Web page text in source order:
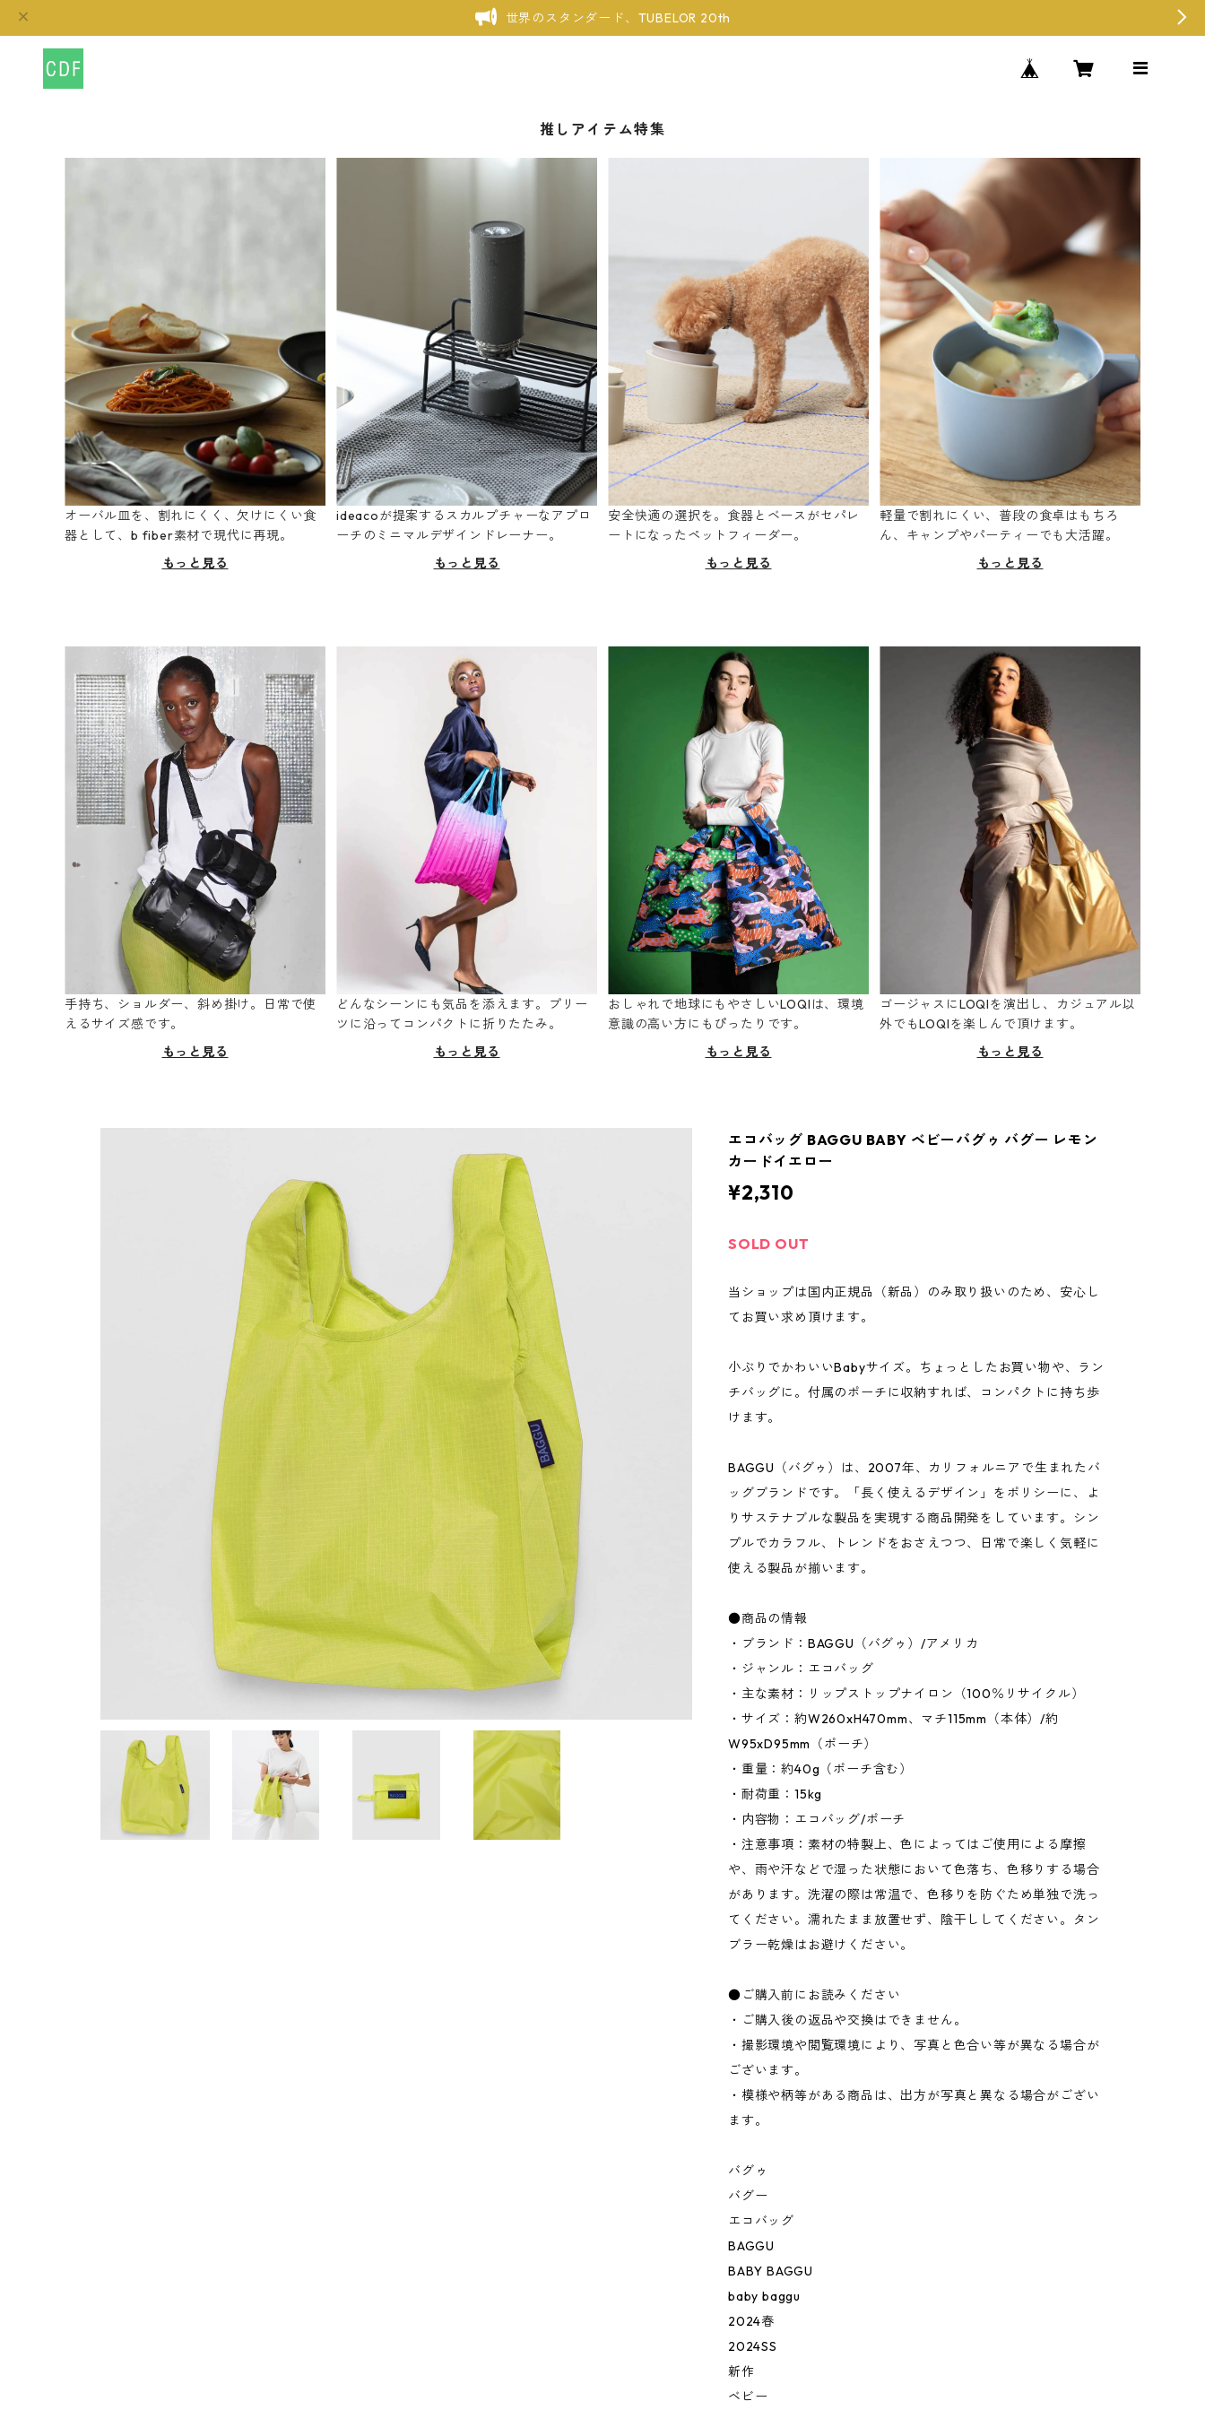
世界のスタンダード、TUBELOR 20th
推しアイテム特集
オーバル皿を、割れにくく、欠けにくい食
器として、b fiber素材で現代に再現。
もっと見る
ideacoが提案するスカルプチャーなアプロ
ーチのミニマルデザインドレーナー。
もっと見る
安全快適の選択を。食器とベースがセパレ
ートになったペットフィーダー。
もっと見る
軽量で割れにくい、普段の食卓はもちろ
ん、キャンプやパーティーでも大活躍。
もっと見る
手持ち、ショルダー、斜め掛け。日常で使
えるサイズ感です。
もっと見る
どんなシーンにも気品を添えます。プリー
ツに沿ってコンパクトに折りたたみ。
もっと見る
おしゃれで地球にもやさしいLOQIは、環境
意識の高い方にもぴったりです。
もっと見る
ゴージャスにLOQIを演出し、カジュアル以
外でもLOQIを楽しんで頂けます。
もっと見る
エコバッグ BAGGU BABY ベビーバグゥ バグー レモン
カードイエロー
¥2,310
SOLD OUT
当ショップは国内正規品（新品）のみ取り扱いのため、安心し
てお買い求め頂けます。
小ぶりでかわいいBabyサイズ。ちょっとしたお買い物や、ラン
チバッグに。付属のポーチに収納すれば、コンパクトに持ち歩
けます。
BAGGU（バグゥ）は、2007年、カリフォルニアで生まれたバ
ッグブランドです。「長く使えるデザイン」をポリシーに、よ
りサステナブルな製品を実現する商品開発をしています。シン
プルでカラフル、トレンドをおさえつつ、日常で楽しく気軽に
使える製品が揃います。
●商品の情報
・ブランド：BAGGU（バグゥ）/アメリカ
・ジャンル：エコバッグ
・主な素材：リップストップナイロン（100％リサイクル）
・サイズ：約W260xH470mm、マチ115mm（本体）/約
W95xD95mm（ポーチ）
・重量：約40g（ポーチ含む）
・耐荷重：15kg
・内容物：エコバッグ/ポーチ
・注意事項：素材の特製上、色によってはご使用による摩擦
や、雨や汗などで湿った状態において色落ち、色移りする場合
があります。洗濯の際は常温で、色移りを防ぐため単独で洗っ
てください。濡れたまま放置せず、陰干ししてください。タン
ブラー乾燥はお避けください。
●ご購入前にお読みください
・ご購入後の返品や交換はできません。
・撮影環境や閲覧環境により、写真と色合い等が異なる場合が
ございます。
・模様や柄等がある商品は、出方が写真と異なる場合がござい
ます。
バグゥ
バグー
エコバッグ
BAGGU
BABY BAGGU
baby baggu
2024春
2024SS
新作
ベビー